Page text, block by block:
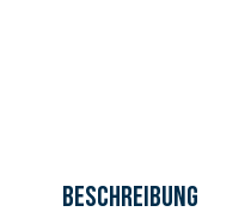
Beschreibung